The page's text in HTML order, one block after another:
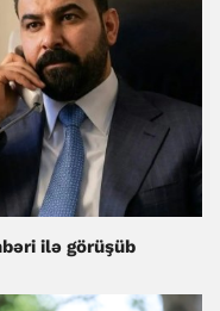
ilə görüşüb